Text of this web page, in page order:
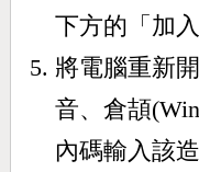
下方的「加
將電腦重新
音、倉頡
內碼輸入該